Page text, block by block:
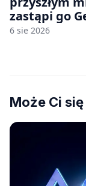
zastąpi go
6 sie 2026
Może Ci